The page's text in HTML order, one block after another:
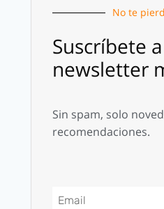
No te
Suscríbete
newsletter
Sin spam, solo
recomendaciones.